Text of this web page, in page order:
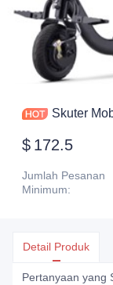
Skuter
$ 172.5
Jumlah Pesanan
Minimum:
Detail Produk
Pertanyaan yang